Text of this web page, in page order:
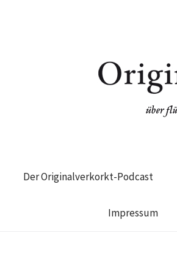
Der Originalverkorkt-Podcast
Impressum